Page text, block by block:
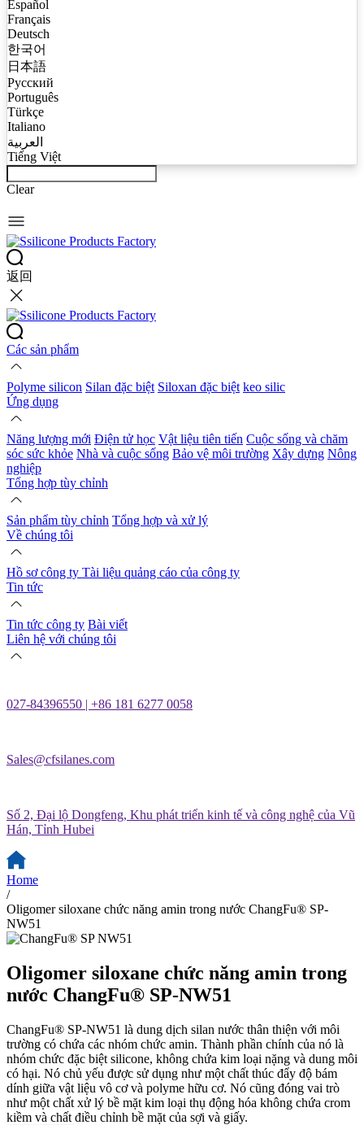
Español
Français
Deutsch
한국어
日本語
Русский
Português
Türkçe
Italiano
العربية
Tiếng Việt
Clear
返回
Các sản phẩm
Polyme silicon Silan đặc biệt Siloxan đặc biệt keo silic
Ứng dụng
Năng lượng mới Điện tử học Vật liệu tiên tiến Cuộc sống và chăm
sóc sức khỏe Nhà và cuộc sống Bảo vệ môi trường Xây dựng Nông
nghiệp
Tổng hợp tùy chỉnh
Sản phẩm tùy chỉnh Tổng hợp và xử lý
Về chúng tôi
Hồ sơ công ty Tài liệu quảng cáo của công ty
Tin tức
Tin tức công ty Bài viết
Liên hệ với chúng tôi
027-84396550 | +86 181 6277 0058
Sales@cfsilanes.com
Số 2, Đại lộ Dongfeng, Khu phát triển kinh tế và công nghệ của Vũ
Hán, Tỉnh Hubei
Home
/
Oligomer siloxane chức năng amin trong nước ChangFu® SP-
NW51
Oligomer siloxane chức năng amin trong
nước ChangFu® SP-NW51
ChangFu® SP-NW51 là dung dịch silan nước thân thiện với môi
trường có chứa các nhóm chức amin. Thành phần chính của nó là
nhóm chức đặc biệt silicone, không chứa kim loại nặng và dung môi
có hại. Nó chủ yếu được sử dụng như một chất thúc đẩy độ bám
dính giữa vật liệu vô cơ và polyme hữu cơ. Nó cũng đóng vai trò
như một chất xử lý bề mặt kim loại thụ động hóa không chứa crom
kiềm và chất điều chỉnh bề mặt của sợi và giấy.